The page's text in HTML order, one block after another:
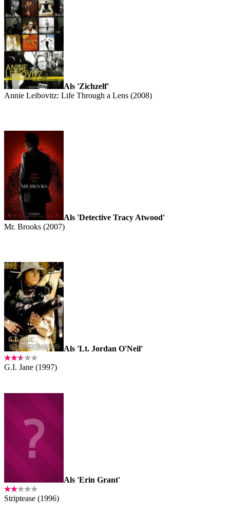
Als 'Zichzelf'
Annie Leibovitz: Life Through a Lens (2008)
Als 'Detective Tracy Atwood'
Mr. Brooks (2007)
Als 'Lt. Jordan O'Neil'
G.I. Jane (1997)
Als 'Erin Grant'
Striptease (1996)